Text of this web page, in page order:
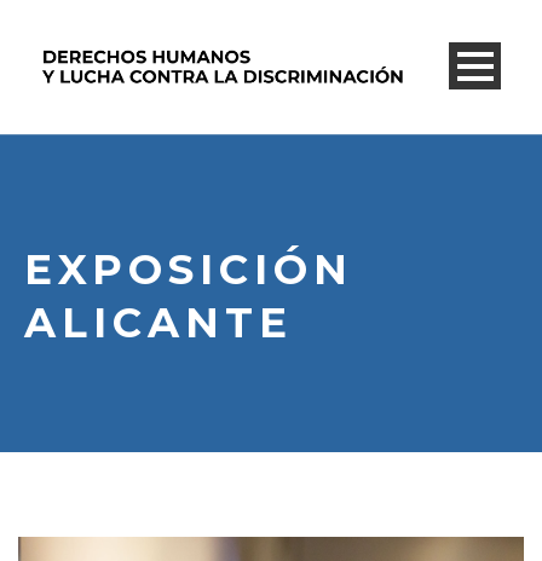
EXPOSICIÓN
ALICANTE